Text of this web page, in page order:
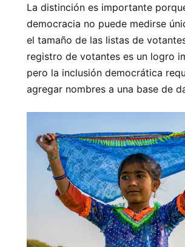
La distinción es importante
democracia no puede medirse
el tamaño de las listas de
registro de votantes es un logro
pero la inclusión democrática
agregar nombres a una base de